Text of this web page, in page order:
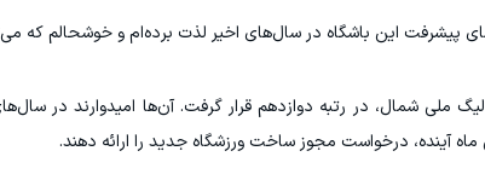
پیشرفت این باشگاه در سال‌های اخیر لذت برده‌ام و خوشحالم که
آینده، درخواست مجوز ساخت ورزشگاه جدید را ارائه دهند.